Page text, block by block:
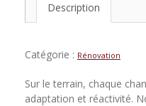
Description
Catégorie : Rénovation
Sur le terrain, chaque
adaptation et réactivité.